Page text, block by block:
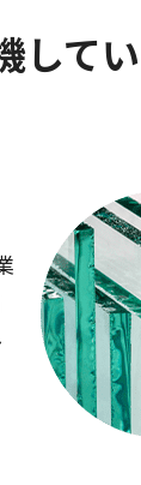
して